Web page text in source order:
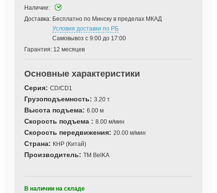
Наличие:
Доставка: Бесплатно по Минску в пределах МКАД
Условия доставки по РБ
Самовывоз с 9:00 до 17:00
Гарантия: 12 месяцев
Основные характеристики
Серия: CD/CD1
Грузоподъемность: 3.20 т
Высота подъема: 6.00 м
Скорость подъема : 8.00 м/мин
Скорость передвижения: 20.00 м/мин
Страна: КНР (Китай)
Производитель: TM BelKA
В наличии на складе